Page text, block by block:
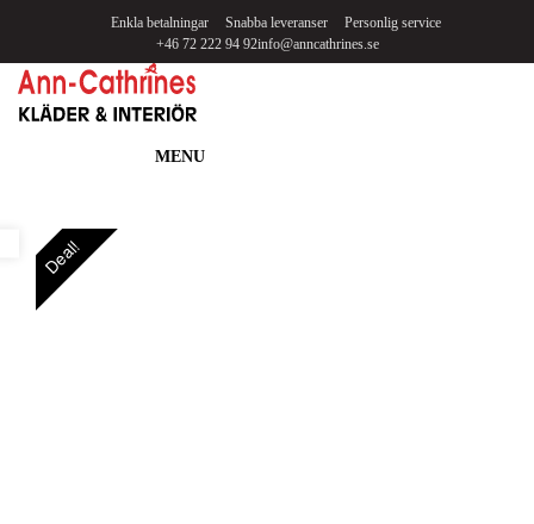
+46 72 222 94 92
Enkla betalningar Snabba leveranser
Personlig service
info@anncathrines.se
MENU
Deal!